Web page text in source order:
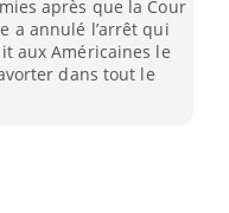
après que la Cour
a annulé l’arrêt qui
aux Américaines le
dans tout le